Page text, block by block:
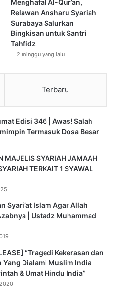
orang-orang yang beriman
yang diberi ilmu beberapa
api tanpa cahaya,
فَنَسُوا اللَّهَ فَأَنْسَاهُمْ أَنْفُسَهُمْ
sendiri.” (QS. Al-Hasyr:
kembali bila ia berpijak pada
tauhid dan adab. Rasulullah ﷺ bersabda:
menyempurnakan akhlak
Menghafal Al-Qur’an,
Relawan Ansharu Syariah
Surabaya Salurkan
Bingkisan untuk Santri
Tahfidz
2 minggu yang lalu
Terbaru
Edisi 346 | Awas! Salah
Termasuk Dosa Besar
MAJELIS SYARIAH JAMAAH
TERKAIT 1 SYAWAL
Syari’at Islam Agar Allah
| Ustadz Muhammad
“Tragedi Kekerasan dan
Yang Dialami Muslim India
& Umat Hindu India”